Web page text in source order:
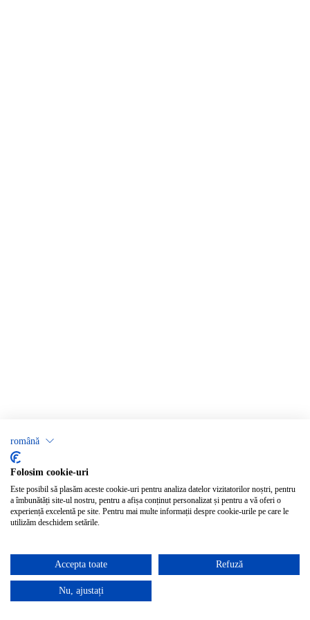
română
Folosim cookie-uri
Este posibil să plasăm aceste cookie-uri pentru analiza datelor vizitatorilor noștri, pentru
a îmbunătăți site-ul nostru, pentru a afișa conținut personalizat și pentru a vă oferi o
experiență excelentă pe site. Pentru mai multe informații despre cookie-urile pe care le
utilizăm deschidem setările.
Accepta toate Refuză
Nu, ajustați